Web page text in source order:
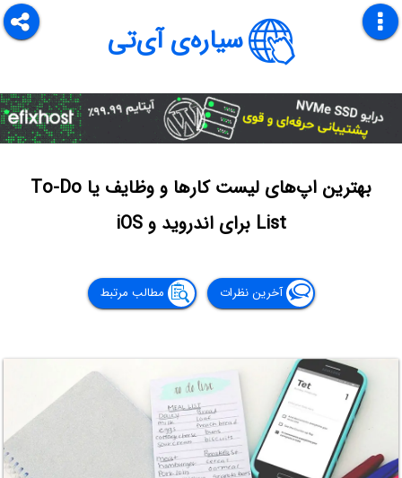
سیاره‌ی آی‌تی
بهترین اپ‌های لیست کارها و وظایف یا To-Do
List برای اندروید و iOS
آخرین نظرات مطالب مرتبط